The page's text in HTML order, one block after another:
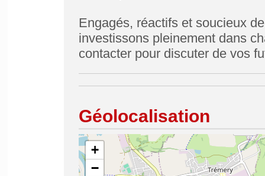
Engagés, réactifs et soucieux
investissons pleinement dans
contacter pour discuter de vos
Géolocalisation
+
−